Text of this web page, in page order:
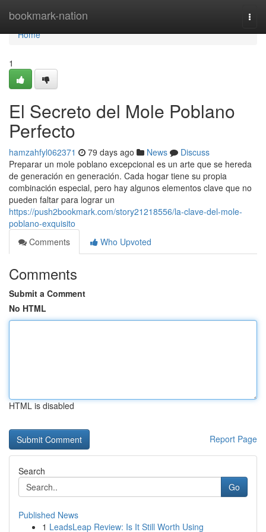
bookmark-nation
Home
Home
1
El Secreto del Mole Poblano
Perfecto
hamzahfyl062371 79 days ago News
Discuss
Preparar un mole poblano excepcional es un arte que se hereda
de generación en generación. Cada hogar tiene su propia
combinación especial, pero hay algunos elementos clave que no
pueden faltar para lograr un
https://push2bookmark.com/story21218556/la-clave-del-mole-
poblano-exquisito
Comments
Who Upvoted
Comments
Submit a Comment
No HTML
HTML is disabled
Report Page
Search
Go
Published News
1 LeadsLeap Review: Is It Still Worth Using